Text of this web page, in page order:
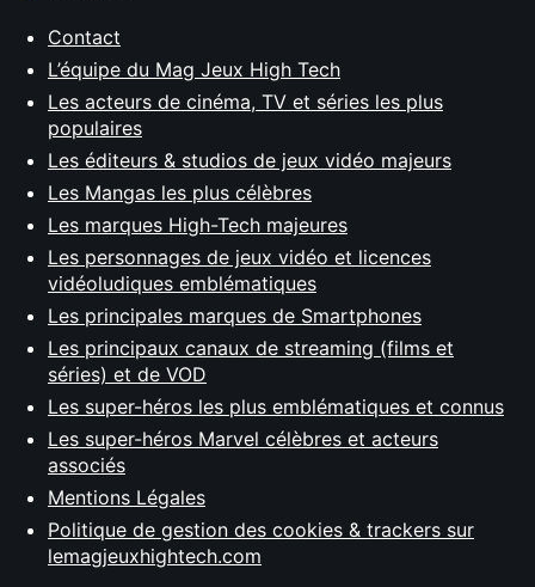
Contact
L’équipe du Mag Jeux High Tech
Les acteurs de cinéma, TV et séries les plus
populaires
Les éditeurs & studios de jeux vidéo majeurs
Les Mangas les plus célèbres
Les marques High-Tech majeures
Les personnages de jeux vidéo et licences
vidéoludiques emblématiques
Les principales marques de Smartphones
Les principaux canaux de streaming (films et
séries) et de VOD
Les super-héros les plus emblématiques et connus
Les super-héros Marvel célèbres et acteurs
associés
Mentions Légales
Politique de gestion des cookies & trackers sur
lemagjeuxhightech.com